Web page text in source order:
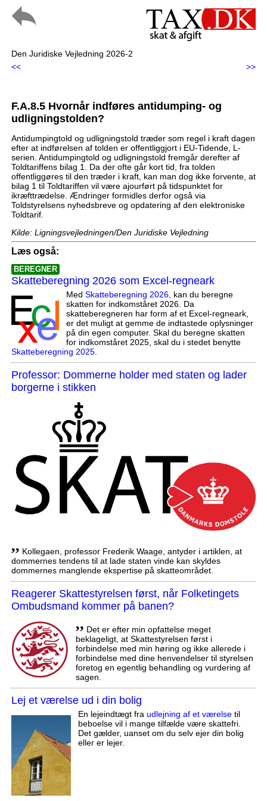
Den Juridiske Vejledning 2026-2
<<
>>
F.A.8.5 Hvornår indføres antidumping- og
udligningstolden?
Antidumpingtold og udligningstold træder som regel i kraft dagen
efter at indførelsen af tolden er offentliggjort i EU-Tidende, L-
serien. Antidumpingtold og udligningstold fremgår derefter af
Toldtariffens bilag 1. Da der ofte går kort tid, fra tolden
offentliggøres til den træder i kraft, kan man dog ikke forvente, at
bilag 1 til Toldtariffen vil være ajourført på tidspunktet for
ikræfttrædelse. Ændringer formidles derfor også via
Toldstyrelsens nyhedsbreve og opdatering af den elektroniske
Toldtarif.
Kilde: Ligningsvejledningen/Den Juridiske Vejledning
Læs også:
BEREGNER
Skatteberegning 2026 som Excel-regneark
Med Skatteberegning 2026, kan du beregne
skatten for indkomståret 2026. Da
skatteberegneren har form af et Excel-regneark,
er det muligt at gemme de indtastede oplysninger
på din egen computer. Skal du beregne skatten
for indkomståret 2025, skal du i stedet benytte
Skatteberegning 2025.
Professor: Dommerne holder med staten og lader
borgerne i stikken
,, Kollegaen, professor Frederik Waage, antyder i artiklen, at
dommernes tendens til at lade staten vinde kan skyldes
dommernes manglende ekspertise på skatteområdet.
Reagerer Skattestyrelsen først, når Folketingets
Ombudsmand kommer på banen?
,, Det er efter min opfattelse meget
beklageligt, at Skattestyrelsen først i
forbindelse med min høring og ikke allerede i
forbindelse med dine henvendelser til styrelsen
foretog en egentlig behandling og vurdering af
sagen.
Lej et værelse ud i din bolig
En lejeindtægt fra udlejning af et værelsetil
beboelse vil i mange tilfælde være skattefri.
Det gælder, uanset om du selv ejer din bolig
eller er lejer.